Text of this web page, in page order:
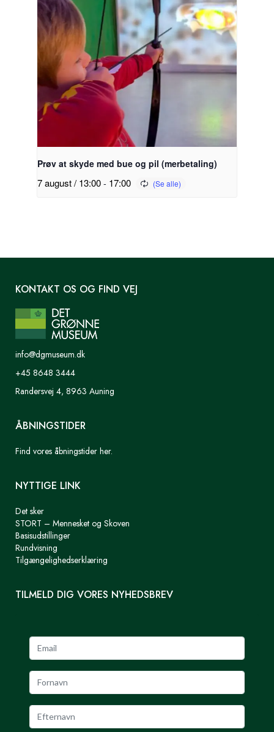
Prøv at skyde med bue og pil (merbetaling)
7 august / 13:00- 17:00
KONTAKT OS OG FIND VEJ
info@dgmuseum.dk
+45 8648 3444
Randersvej 4, 8963 Auning
ÅBNINGSTIDER
Find vores åbningstider her.
NYTTIGE LINK
Det sker
STORT – Mennesket og Skoven
Basisudstillinger
Rundvisning
Tilgængelighedserklæring
TILMELD DIG VORES NYHEDSBREV